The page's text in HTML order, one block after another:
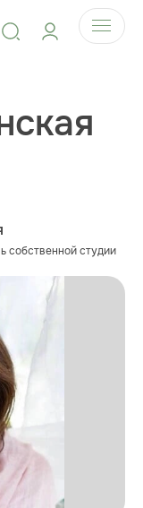
собственной студии